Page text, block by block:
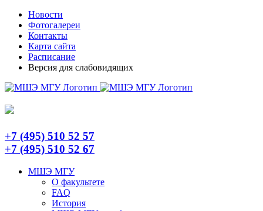
Skip
content
TelegramНовости
Фотогалереи
Контакты
Карта сайта
Расписание
Версия для слабовидящих
+7 (495) 510 52 57
+7 (495) 510 52 67
МШЭ МГУ
О факультете
FAQ
История